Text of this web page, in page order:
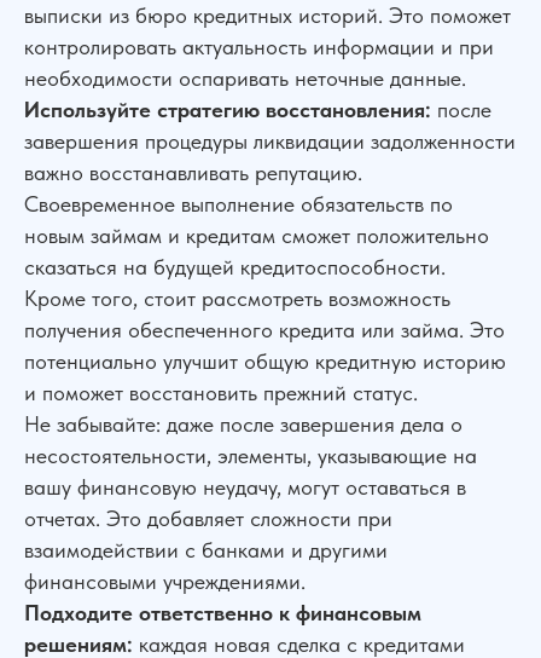
выписки из бюро кредитных историй. Это поможет
контролировать актуальность информации и при
необходимости оспаривать неточные данные.
Используйте стратегию восстановления: после
завершения процедуры ликвидации задолженности
важно восстанавливать репутацию.
Своевременное выполнение обязательств по
новым займам и кредитам сможет положительно
сказаться на будущей кредитоспособности.
Кроме того, стоит рассмотреть возможность
получения обеспеченного кредита или займа. Это
потенциально улучшит общую кредитную историю
и поможет восстановить прежний статус.
Не забывайте: даже после завершения дела о
несостоятельности, элементы, указывающие на
вашу финансовую неудачу, могут оставаться в
отчетах. Это добавляет сложности при
взаимодействии с банками и другими
финансовыми учреждениями.
Подходите ответственно к финансовым
решениям: каждая новая сделка с кредитами